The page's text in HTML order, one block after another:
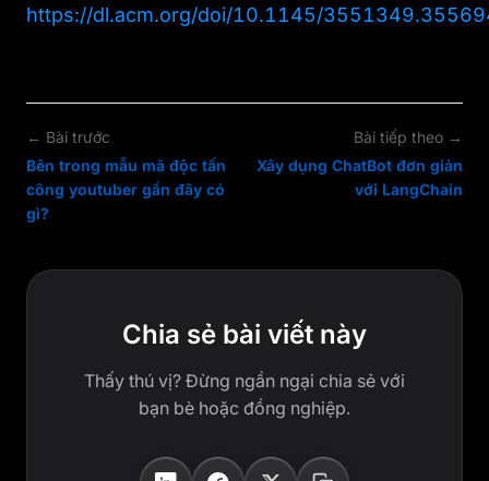
https://dl.acm.org/doi/10.1145/
← Bài trước
Bên trong mẫu mã độc tấn
công youtuber gần đây có
gì?
Bài tiếp theo →
Xây dụng ChatBot đơn giản
với LangChain
Chia sẻ bài viết này
Thấy thú vị? Đừng ngần ngại chia sẻ với
bạn bè hoặc đồng nghiệp.